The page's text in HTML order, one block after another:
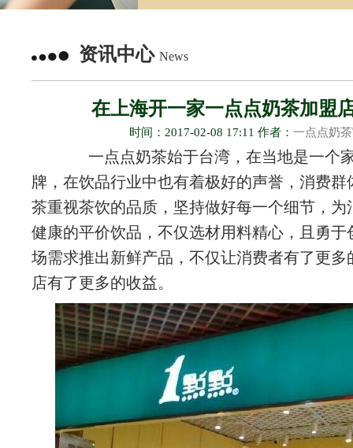
资讯中心 News
在上海开一家一点点奶茶加盟
时间：2017-02-08 17:11 作者： 一点点奶
一点点奶茶始于台湾，在当地是一个
牌，在饮品行业中也有着极好的声誉，消费群
茶重视茶饮的品质，坚持做好每一个细节，为
健康的平价饮品，不仅选材用料精心，且勇于
场需求推出新鲜产品，不仅让消费者有了更多
店有了更多的收益。